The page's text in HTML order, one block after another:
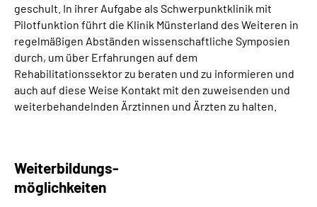
geschult. In ihrer Aufgabe als Schwerpunktklinik mit
Pilotfunktion führt die Klinik Münsterland des Weiteren in
regelmäßigen Abständen wissenschaftliche Symposien
durch, um über Erfahrungen auf dem
Rehabilitationssektor zu beraten und zu informieren und
auch auf diese Weise Kontakt mit den zuweisenden und
weiterbehandelnden Ärztinnen und Ärzten zu halten.
Weiterbildungs-
möglichkeiten